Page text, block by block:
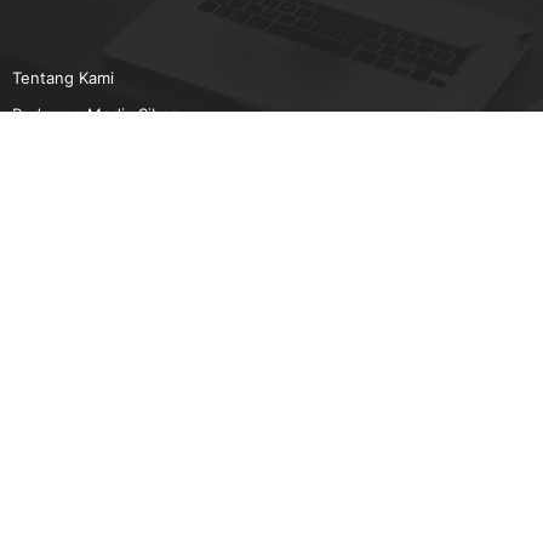
Tentang Kami
Pedoman Media Siber